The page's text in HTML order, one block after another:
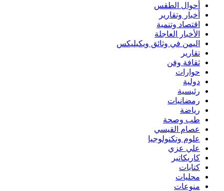
أحوال الطقس
أخبار وتقارير
اقتصاد وتنمية
الأخبار العاجلة
اليمن في وثائق ويكيليكس
تقارير
ثقافة وفن
حوارات
دولية
رئيسية
رمضانيات
رياضة
طب وصحة
عصام القيسي
علوم وتكنولوجيا
علي عزي
كاريكاتير
كتابات
محليات
منوعات